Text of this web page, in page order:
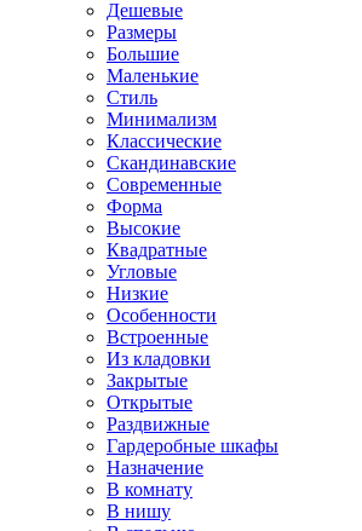
Дешевые
Размеры
Большие
Маленькие
Стиль
Минимализм
Классические
Скандинавские
Современные
Форма
Высокие
Квадратные
Угловые
Низкие
Особенности
Встроенные
Из кладовки
Закрытые
Открытые
Раздвижные
Гардеробные шкафы
Назначение
В комнату
В нишу